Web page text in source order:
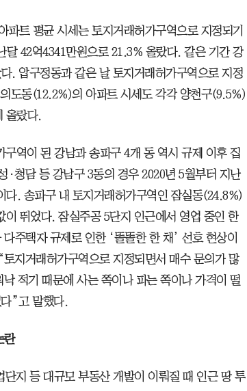
트 평균 시세는 토지거래허가구역으로 지정되기
달 42억4341만원으로 21.3% 올랐다. 같은 기간 강
. 압구정동과 같은 날 토지거래허가구역으로 지정
도동(12.2%)의 아파트 시세도 각각 양천구(9.5%)
올랐다.
역이 된 강남과 송파구 4개 동 역시 규제 이후 집
·청담 등 강남구 3동의 경우 2020년 5월부터 지난
다. 송파구 내 토지거래허가구역인 잠실동(24.8%)
뛰었다. 잠실주공 5단지 인근에서 영업 중인 한
주택자 규제로 인한 ‘똘똘한 한 채’ 선호 현상이
지거래허가구역으로 지정되면서 매수 문의가 많
적기 때문에 사는 쪽이나 파는 쪽이나 가격이 떨
”고 말했다.
란
지 등 대규모 부동산 개발이 이뤄질 때 인근 땅 투